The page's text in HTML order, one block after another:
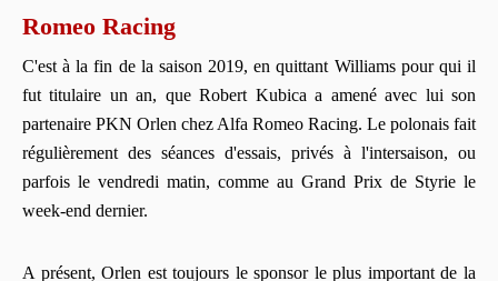
Romeo Racing
C'est à la fin de la saison 2019, en quittant Williams pour qui il
fut titulaire un an, que Robert Kubica a amené avec lui son
partenaire PKN Orlen chez Alfa Romeo Racing. Le polonais fait
régulièrement des séances d'essais, privés à l'intersaison, ou
parfois le vendredi matin, comme au Grand Prix de Styrie le
week-end dernier.
A présent, Orlen est toujours le sponsor le plus important de la